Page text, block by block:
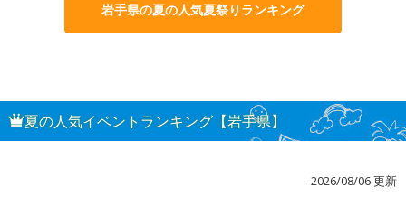
岩手県の夏の人気夏祭りランキング
夏の人気イベントランキング【岩手県】
2026/08/06 更新